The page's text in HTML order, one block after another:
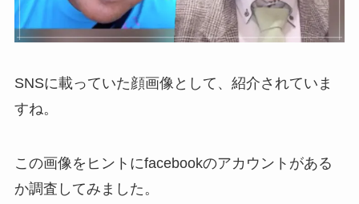
SNSに載っていた顔画像として、紹介されていま
すね。
この画像をヒントにfacebookのアカウントがある
か調査してみました。